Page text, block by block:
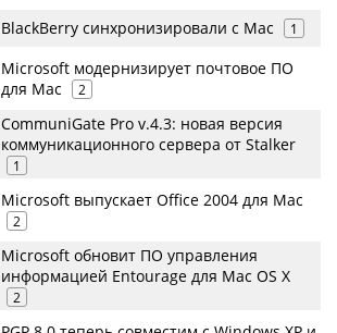
BlackBerry синхронизировали с Mac 1
Microsoft модернизирует почтовое ПО
для Mac
2
CommuniGate Pro v.4.3: новая версия
коммуникационного сервера от Stalker
1
Microsoft выпускает Office 2004 для Mac
2
Microsoft обновит ПО управления
информацией Entourage для Mac OS X
2